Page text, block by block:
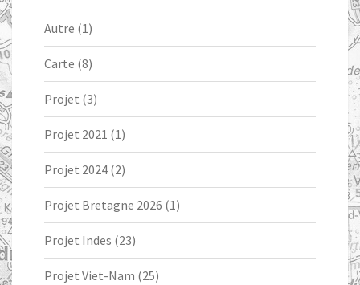
Autre (1)
Carte (8)
Projet (3)
Projet 2021 (1)
Projet 2024 (2)
Projet Bretagne 2026 (1)
Projet Indes (23)
Projet Viet-Nam (25)